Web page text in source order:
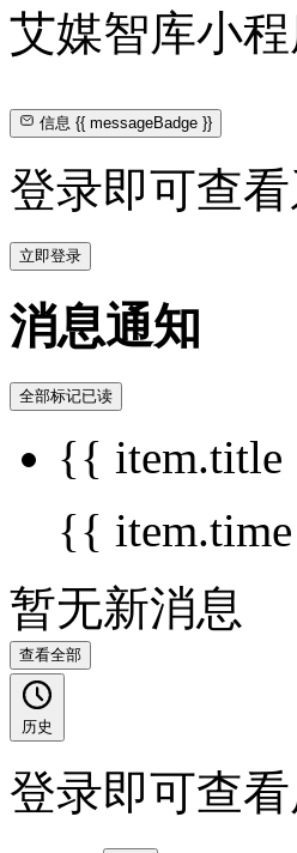
艾媒智库小
信息{{ messageBadge }}
登录即可查
立即登录
消息通知
全部标记已读
{{
{{
暂无新消息
查看全部
历史
登录即可查